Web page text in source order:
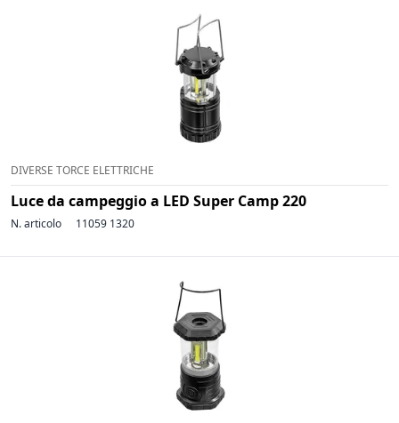
DIVERSE TORCE ELETTRICHE
Luce da campeggio a LED Super Camp 220
N. articolo 11059 1320